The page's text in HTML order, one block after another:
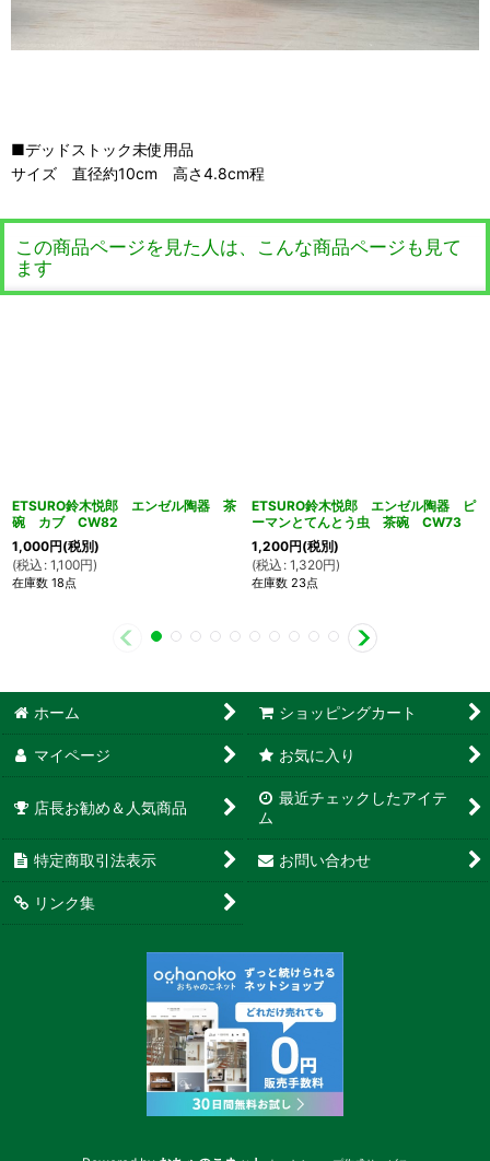
■デッドストック未使用品
サイズ 直径約10cm 高さ4.8cm程
この商品ページを見た人は、こんな商品ページも見て
ます
ETSURO鈴木悦郎 エンゼル陶器 茶
碗 カブ CW82
1,000円(税別)
(税込 : 1,100円)
在庫数 18点
ETSURO鈴木悦郎 エンゼル陶器 ピ
ーマンとてんとう虫 茶碗 CW73
1,200円(税別)
(税込 : 1,320円)
在庫数 23点
ホーム ショッピングカート
マイページ お気に入り
店長お勧め＆人気商品
最近チェックしたアイテ
ム
特定商取引法表示 お問い合わせ
リンク集